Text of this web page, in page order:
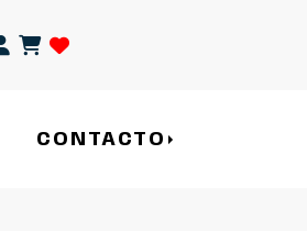
Identifícate
CONTACTO